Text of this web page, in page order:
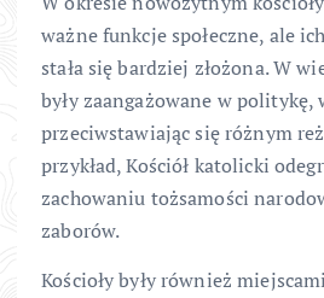
ważne funkcje społeczne, ale
stała się bardziej złożona. W
były zaangażowane w politykę,
przeciwstawiając się różnym
przykład, Kościół katolicki
zachowaniu tożsamości
zaborów.
Kościoły były również